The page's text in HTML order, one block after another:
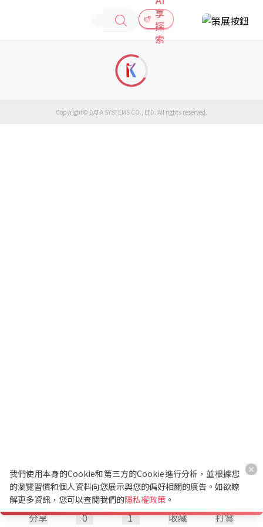
享
探
索
分享 0 1 收藏 打賞
Copyright© DATA SYSTEMS CO., LTD. All rights reserved.
我們使用本身的Cookie和第三方的Cookie進行分析，並根據您
的瀏覽習慣和個人資料向您展示與您的偏好相關的廣告。如欲瞭
解更多資訊，您可以查閱我們的隱私權政策 。